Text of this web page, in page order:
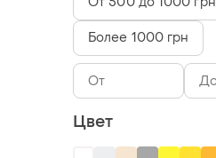
Более 1000 грн
Цвет